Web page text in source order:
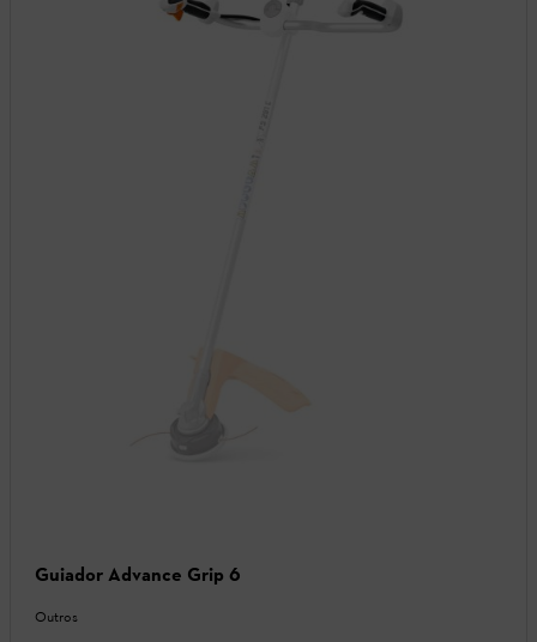
Guiador Advance Grip 6
Outros